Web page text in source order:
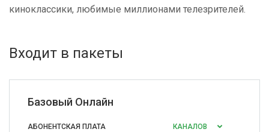
киноклассики, любимые миллионами телезрителей.
Входит в пакеты
Базовый Онлайн
АБОНЕНТСКАЯ ПЛАТА КАНАЛОВ